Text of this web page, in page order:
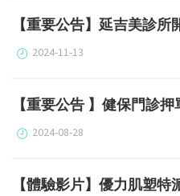
【重要公告】延吉美診所
2024-11-13
【重要公告 】健保門診
2024-08-28
【體驗影片】優力肌塑